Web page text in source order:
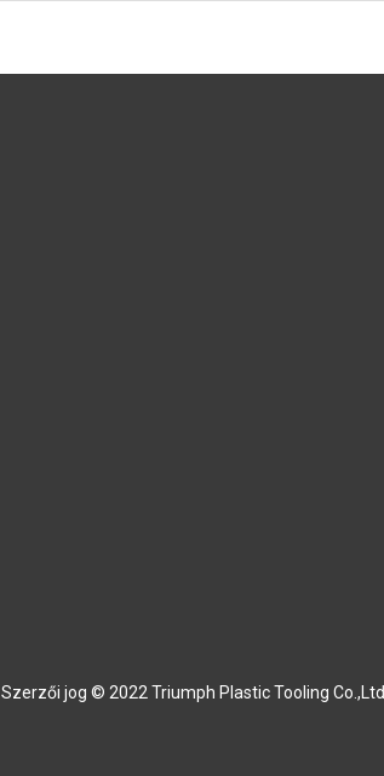
Szerzői jog © 2022 Triumph Plastic Tooling Co.,Ltd.